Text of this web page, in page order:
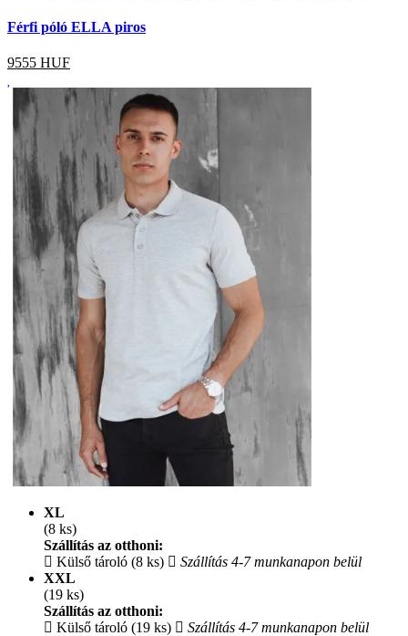
Férfi póló ELLA piros
9555 HUF
XL
(8 ks)
Szállítás az otthoni:
Külső tároló (8 ks)
Szállítás 4-7 munkanapon belül
XXL
(19 ks)
Szállítás az otthoni:
Külső tároló (19 ks)
Szállítás 4-7 munkanapon belül